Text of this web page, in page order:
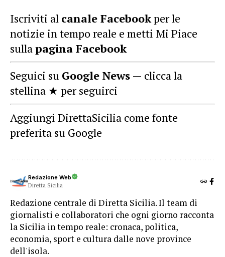
Iscriviti al canale Facebookper le
notizie in tempo reale e metti Mi Piace
sullapagina Facebook
Seguici su Google News — clicca la
stellina ★ per seguirci
Aggiungi DirettaSicilia come fonte
preferita su Google
Redazione Web
Diretta Sicilia
Redazione centrale di Diretta Sicilia. Il team di
giornalisti e collaboratori che ogni giorno racconta
la Sicilia in tempo reale: cronaca, politica,
economia, sport e cultura dalle nove province
dell'isola.